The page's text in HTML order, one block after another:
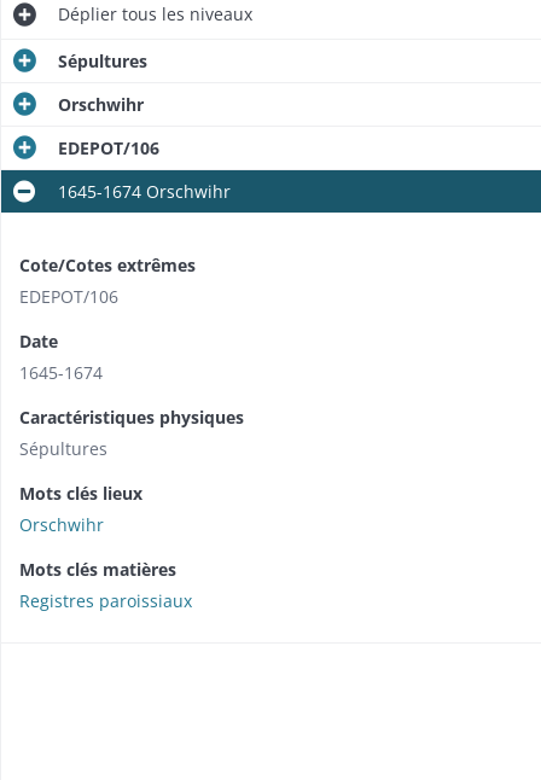
Déplier tous les niveaux
Sépultures
Orschwihr
EDEPOT/106
1645-1674 Orschwihr
Cote/Cotes extrêmes
EDEPOT/106
Date
1645-1674
Caractéristiques physiques
Sépultures
Mots clés lieux
Orschwihr
Mots clés matières
Registres paroissiaux